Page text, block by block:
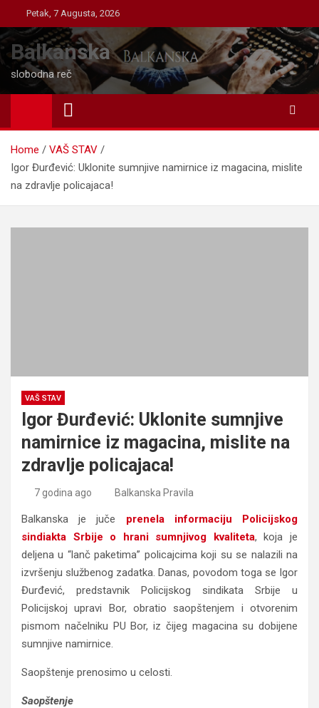
to
content
Petak, 7 Augusta, 2026
Balkanska
slobodna reč
Home
VAŠ STAV
Igor Đurđević: Uklonite sumnjive namirnice iz magacina, mislite
na zdravlje policajaca!
VAŠ STAV
Igor Đurđević: Uklonite sumnjive
namirnice iz magacina, mislite na
zdravlje policajaca!
7 godina ago Balkanska Pravila
Balkanska je juče prenela informaciju Policijskog
sindiakta Srbije o hrani sumnjivog kvaliteta, koja je
deljena u “lanč paketima” policajcima koji su se nalazili na
izvršenju službenog zadatka. Danas, povodom toga se Igor
Đurđević, predstavnik Policijskog sindikata Srbije u
Policijskoj upravi Bor, obratio saopštenjem i otvorenim
pismom načelniku PU Bor, iz čijeg magacina su dobijene
sumnjive namirnice.
Saopštenje prenosimo u celosti.
Saopštenje